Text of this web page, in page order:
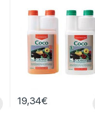
19,34€